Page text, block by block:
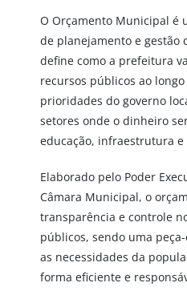
O Orçamento Municipal é
de planejamento e gestão
define como a prefeitura
recursos públicos ao
prioridades do governo
setores onde o dinheiro
educação, infraestrutura e
Elaborado pelo Poder
Câmara Municipal, o
transparência e controle
públicos, sendo uma
as necessidades da
forma eficiente e